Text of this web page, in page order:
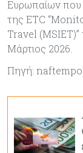
Ευρωπαίων που
της ETC
Travel
Μάρτιος 2026.
Πηγή: